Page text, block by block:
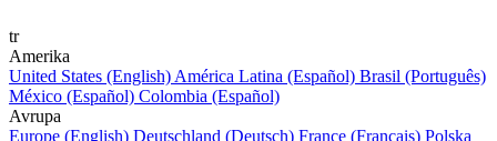
tr
Amerika
United States (English) América Latina (Español) Brasil (Português)
México (Español) Colombia (Español)
Avrupa
Europe (English) Deutschland (Deutsch) France (Français) Polska